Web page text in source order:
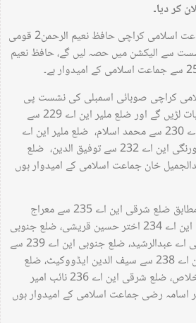
کر دیا۔
تفصیلات کے مطابق امیر جماعت اسلامی کراچی حافظ نعیم الرحمن2 قومی
نشست سے الیکشن میں حصہ لیں گے، حافظ نعیم
کراچی صوبائی اسمبلی کی نشست پی
ایس 129 کے لیے بھی انتخابات لڑیں گے اور ضلع ملیر این اے 229 سے
ممتاز حسین، ضلع ملیر این اے 230 سے محمد اسلام، ضلع ملیر این اے
231 سے عمر فاروق، ضلع کورنگی این اے 232 سے توفیق الدین، ضلع
اے 233 سے عبدالجمیل خان جماعت اسلامی کے امیدوار ہوں
ترجمان جماعت اسلامی کے مطابق ضلع شرقی این اے 235 سے معراج
الھدی صدیقی، ضلع کورنگی این اے 234 اختر حسین قریشی، ضلع جنوبی
این اے 240 سے سابق ایم پی اے عبدالرشید، ضلع جنوبی این اے 239 سے
فضل الرحمن، ضلع شرقی این اے 238 سے سیف الدین ایڈووکیٹ، ضلع
شرقی این اے 237 عرفان اخلاص، ضلع شرقی این اے 236 نائب امیر
اسامہ رضی جماعت اسلامی کے امیدوار ہوں